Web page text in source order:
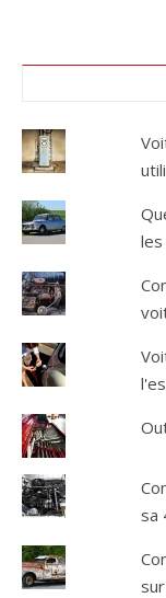
les
sa